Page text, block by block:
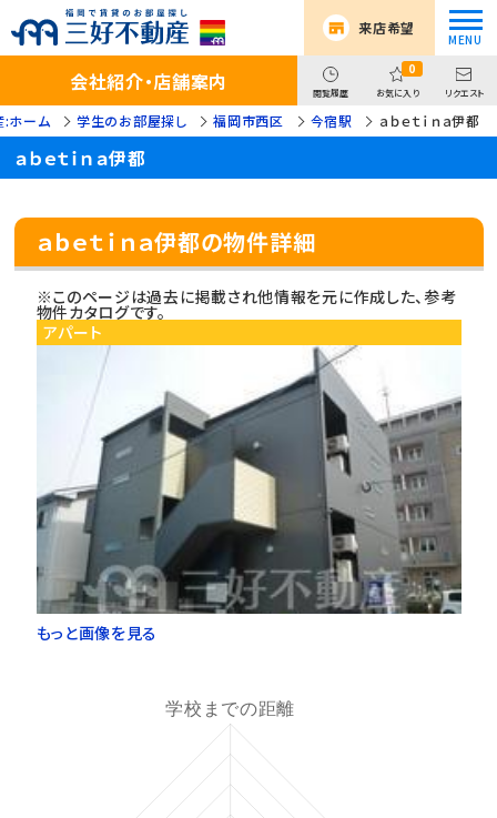
来店希望
会社紹介・店舗案内 閲覧履歴
0
お気に入り リクエスト
:ホーム 学生のお部屋探し 福岡市西区 今宿駅 ａｂｅｔｉｎａ伊都
ａｂｅｔｉｎａ伊都
ａｂｅｔｉｎａ伊都の物件詳細
※このページは過去に掲載され他情報を元に作成した、参考
物件カタログです。
アパート
もっと画像を見る